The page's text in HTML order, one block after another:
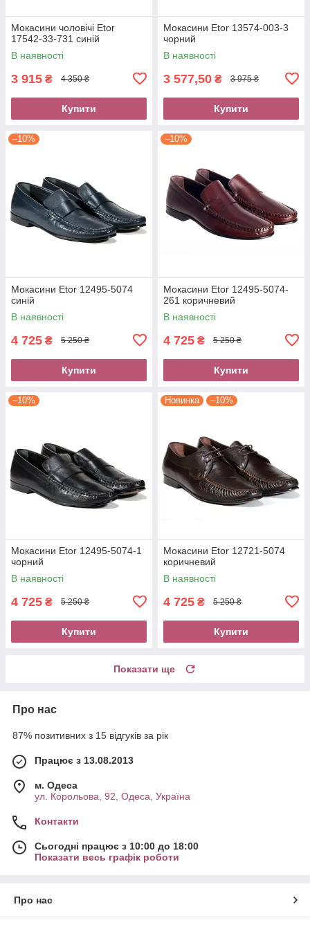
Мокасини чоловічі Etor
17542-33-731 синій
В наявності
3 915 ₴ 4 350 ₴
Купити
Мокасини Etor 13574-003-3
чорний
В наявності
3 577,50 ₴ 3 975 ₴
Купити
–10%
Мокасини Etor 12495-5074
синій
В наявності
4 725 ₴ 5 250 ₴
Купити
–10%
Мокасини Etor 12495-5074-
261 коричневий
В наявності
4 725 ₴ 5 250 ₴
Купити
–10%
Мокасини Etor 12495-5074-1
чорний
В наявності
4 725 ₴ 5 250 ₴
Купити
Новинка –10%
Мокасини Etor 12721-5074
коричневий
В наявності
4 725 ₴ 5 250 ₴
Купити
Показати ще
Про нас
87% позитивних з 15 відгуків за рік
Працює з 13.08.2013
м. Одеса
ул. Корольова, 92, Одеса, Україна
Контакти
Сьогодні працює з 10:00 до 18:00
Показати весь графік роботи
Про нас